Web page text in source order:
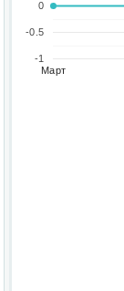
Март
-1
-0.5
0